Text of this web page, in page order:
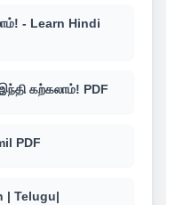
- Learn Hindi
கற்கலாம்! PDF
PDF
| Telugu|